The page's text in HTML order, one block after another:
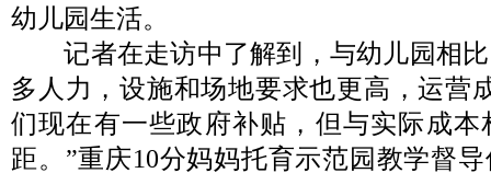
幼儿园生活。
记者在走访中了解到，与幼儿园相比
多人力，设施和场地要求也更高，运营
们现在有一些政府补贴，但与实际成本
距。”重庆10分妈妈托育示范园教学督